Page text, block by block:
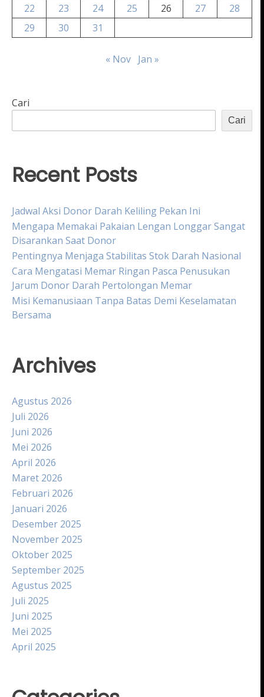
22
23 24 25 26 27
28
29
30 31
« Nov Jan »
Cari
Cari
Recent Posts
Jadwal Aksi Donor Darah Keliling Pekan Ini
Mengapa Memakai Pakaian Lengan Longgar Sangat
Disarankan Saat Donor
Pentingnya Menjaga Stabilitas Stok Darah Nasional
Cara Mengatasi Memar Ringan Pasca Penusukan
Jarum Donor Darah Pertolongan Memar
Misi Kemanusiaan Tanpa Batas Demi Keselamatan
Bersama
Archives
Agustus 2026
Juli 2026
Juni 2026
Mei 2026
April 2026
Maret 2026
Februari 2026
Januari 2026
Desember 2025
November 2025
Oktober 2025
September 2025
Agustus 2025
Juli 2025
Juni 2025
Mei 2025
April 2025